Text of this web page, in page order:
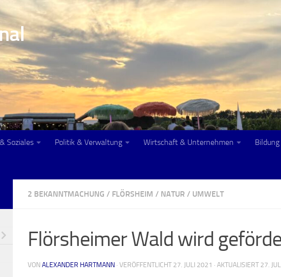
Soziales Politik & Verwaltung Wirtschaft & Unternehmen
2 BEKANNTMACHUNG / FLÖRSHEIM / NATUR / UMWELT
Flörsheimer Wald wird
VON ALEXANDER HARTMANN · VERÖFFENTLICHT 27. JULI 2021 · AKTUALISIERT 27.